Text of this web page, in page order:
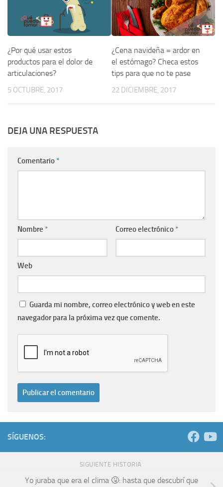
¿Por qué usar estos
productos para el dolor de
articulaciones?
5 OCTUBRE, 2017
¿Cena navideña = ardor en
el estómago? Checa estos
tips para que no te pase
22 DICIEMBRE, 2017
DEJA UNA RESPUESTA
Comentario *
Nombre * Correo electrónico *
Web
Guarda mi nombre, correo electrónico y web en este
navegador para la próxima vez que comente.
SÍGUENOS:
SIGUIENTE HISTORIA
Yo juraba que era el clima 🤧: hasta que descubrí que